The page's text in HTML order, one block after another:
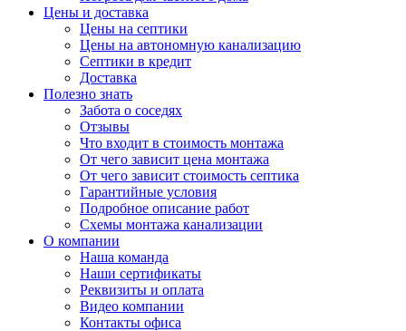
Цены и доставка
Цены на септики
Цены на автономную канализацию
Септики в кредит
Доставка
Полезно знать
Забота о соседях
Отзывы
Что входит в стоимость монтажа
От чего зависит цена монтажа
От чего зависит стоимость септика
Гарантийные условия
Подробное описание работ
Схемы монтажа канализации
О компании
Наша команда
Наши сертификаты
Реквизиты и оплата
Видео компании
Контакты офиса